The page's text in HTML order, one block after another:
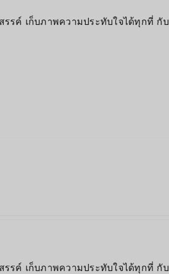
รค์ เก็บภาพความประทับใจได้ทุกที่ กับ
รค์ เก็บภาพความประทับใจได้ทุกที่ กับ